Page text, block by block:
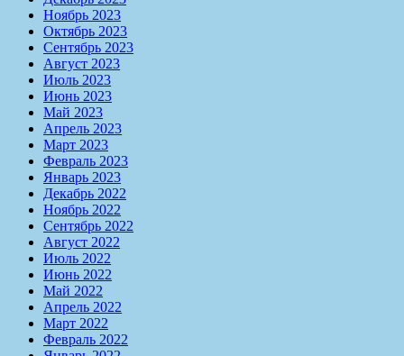
Ноябрь 2023
Октябрь 2023
Сентябрь 2023
Август 2023
Июль 2023
Июнь 2023
Май 2023
Апрель 2023
Март 2023
Февраль 2023
Январь 2023
Декабрь 2022
Ноябрь 2022
Сентябрь 2022
Август 2022
Июль 2022
Июнь 2022
Май 2022
Апрель 2022
Март 2022
Февраль 2022